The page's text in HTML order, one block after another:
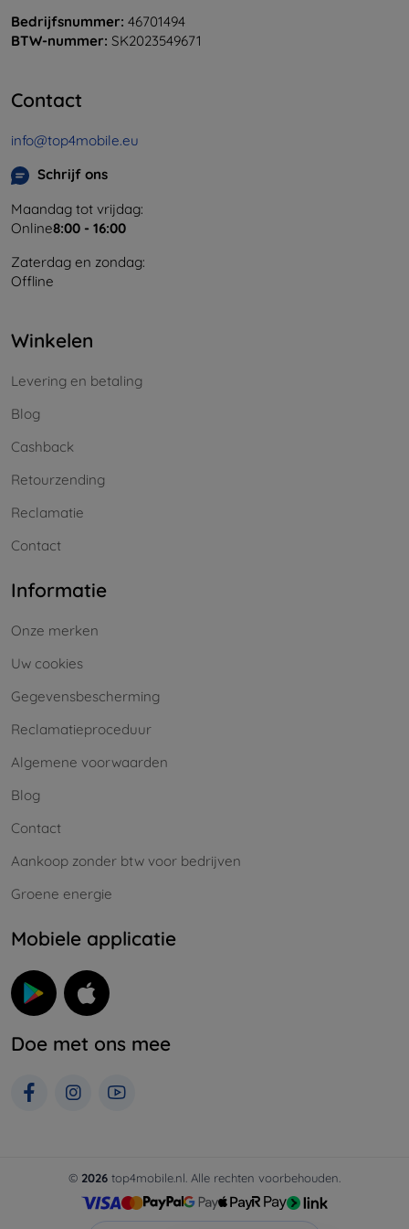
Bedrijfsnummer: 46701494
BTW-nummer: SK2023549671
Contact
info@top4mobile.eu
Schrijf ons
Maandag tot vrijdag:
Online8:00 - 16:00
Zaterdag en zondag:
Offline
Winkelen
Levering en betaling
Blog
Cashback
Retourzending
Reclamatie
Contact
Informatie
Onze merken
Uw cookies
Gegevensbescherming
Reclamatieproceduur
Algemene voorwaarden
Blog
Contact
Aankoop zonder btw voor bedrijven
Groene energie
Mobiele applicatie
Doe met ons mee
© 2026 top4mobile.nl. Alle rechten voorbehouden.